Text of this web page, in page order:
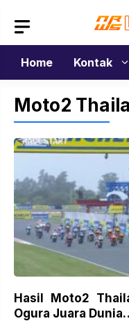
isi
Home
Kontak
Moto2
Hasil Moto2
Ogura Juara